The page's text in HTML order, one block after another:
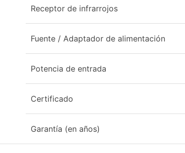
Receptor de infrarrojos
Fuente / Adaptador de alimentación
Potencia de entrada
Certificado
Garantía (en años)